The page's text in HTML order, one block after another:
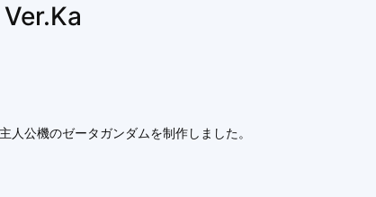
人公機のゼータガンダムを制作しました。